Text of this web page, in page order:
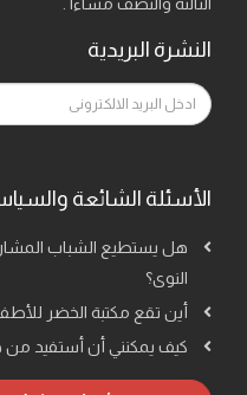
النشرة البريدية
الأسئلة الشائعة
هل يستطيع الشباب
النوى؟
أين تقع مكتبة الخضر
كيف يمكنني أن أستفيد من